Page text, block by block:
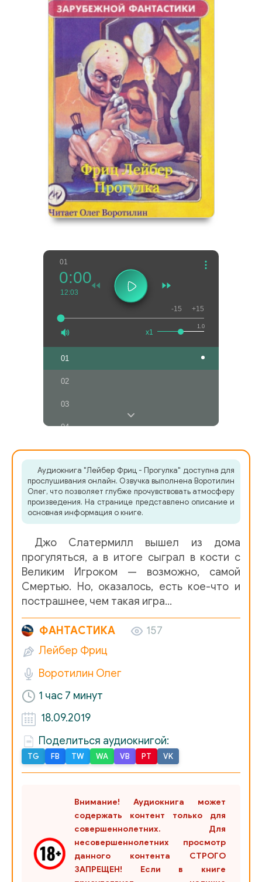
01
0:00
12:03
1.0
x1
-15 +15
01
02
03
04
05
06
Аудиокнига "Лейбер Фриц - Прогулка" доступна для
прослушивания онлайн. Озвучка выполнена Воротилин
Олег, что позволяет глубже прочувствовать атмосферу
произведения. На странице представлено описание и
основная информация о книге.
Джо Слатермилл вышел из дома
прогуляться, а в итоге сыграл в кости с
Великим Игроком — возможно, самой
Смертью. Но, оказалось, есть кое-что и
пострашнее, чем такая игра…
ФАНТАСТИКА
157
Лейбер Фриц
Воротилин Олег
1 час 7 минут
18.09.2019
Поделиться аудиокнигой:
TG FB TW WA VB PT VK
Внимание! Аудиокнига может
содержать контент только для
совершеннолетних. Для
несовершеннолетних просмотр
данного контента СТРОГО
ЗАПРЕЩЕН! Если в книге